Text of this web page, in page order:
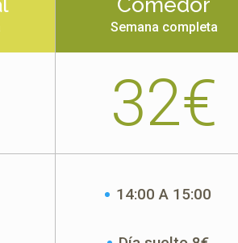
Semana completa
32€
14:00 A 15:00